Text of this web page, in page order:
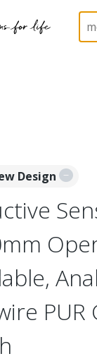
and
Design
PUR